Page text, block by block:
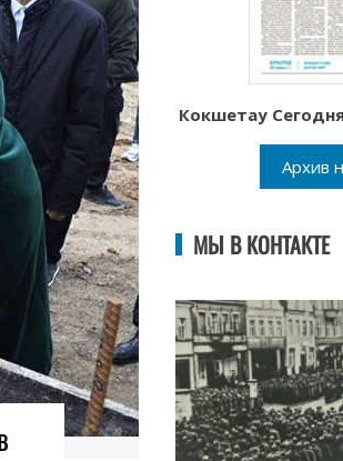
Кокшетау
Архив
МЫ В КОНТАКТЕ